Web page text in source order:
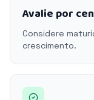
Avalie por
Considere
crescimento.